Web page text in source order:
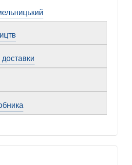
доставки